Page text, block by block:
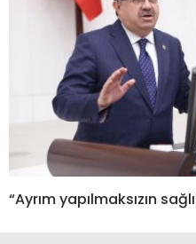
“Ayrım yapılmaksızın